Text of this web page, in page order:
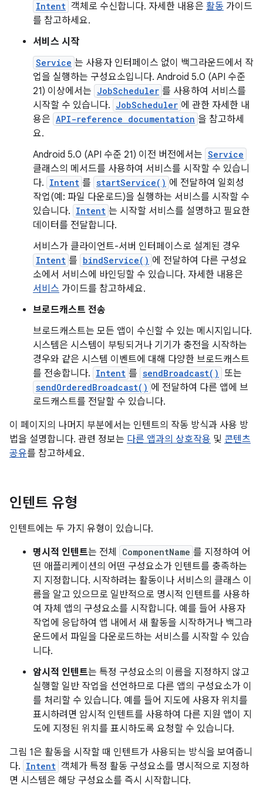
Intent 객체로 수신합니다. 자세한 내용은 활동 가이드
를 참고하세요.
서비스 시작
Service 는 사용자 인터페이스 없이 백그라운드에서 작
업을 실행하는 구성요소입니다. Android 5.0 (API 수준
21) 이상에서는 JobScheduler 를 사용하여 서비스를
시작할 수 있습니다. JobScheduler 에 관한 자세한 내
용은 API-reference documentation 을 참고하세
요.
Android 5.0 (API 수준 21) 이전 버전에서는 Service
클래스의 메서드를 사용하여 서비스를 시작할 수 있습니
다. Intent 를 startService() 에 전달하여 일회성
작업(예: 파일 다운로드)을 실행하는 서비스를 시작할 수
있습니다. Intent 는 시작할 서비스를 설명하고 필요한
데이터를 전달합니다.
서비스가 클라이언트-서버 인터페이스로 설계된 경우
Intent 를 bindService() 에 전달하여 다른 구성요
소에서 서비스에 바인딩할 수 있습니다. 자세한 내용은
서비스 가이드를 참고하세요.
브로드캐스트 전송
브로드캐스트는 모든 앱이 수신할 수 있는 메시지입니다.
시스템은 시스템이 부팅되거나 기기가 충전을 시작하는
경우와 같은 시스템 이벤트에 대해 다양한 브로드캐스트
를 전송합니다. Intent 를 sendBroadcast() 또는
sendOrderedBroadcast() 에 전달하여 다른 앱에 브
로드캐스트를 전달할 수 있습니다.
이 페이지의 나머지 부분에서는 인텐트의 작동 방식과 사용 방
법을 설명합니다. 관련 정보는 다른 앱과의 상호작용 및 콘텐츠
공유를 참고하세요.
인텐트 유형
인텐트에는 두 가지 유형이 있습니다.
명시적 인텐트는 전체 ComponentName 를 지정하여 어
떤 애플리케이션의 어떤 구성요소가 인텐트를 충족하는
지 지정합니다. 시작하려는 활동이나 서비스의 클래스 이
름을 알고 있으므로 일반적으로 명시적 인텐트를 사용하
여 자체 앱의 구성요소를 시작합니다. 예를 들어 사용자
작업에 응답하여 앱 내에서 새 활동을 시작하거나 백그라
운드에서 파일을 다운로드하는 서비스를 시작할 수 있습
니다.
암시적 인텐트는 특정 구성요소의 이름을 지정하지 않고
실행할 일반 작업을 선언하므로 다른 앱의 구성요소가 이
를 처리할 수 있습니다. 예를 들어 지도에 사용자 위치를
표시하려면 암시적 인텐트를 사용하여 다른 지원 앱이 지
도에 지정된 위치를 표시하도록 요청할 수 있습니다.
그림 1은 활동을 시작할 때 인텐트가 사용되는 방식을 보여줍니
다. Intent 객체가 특정 활동 구성요소를 명시적으로 지정하
면 시스템은 해당 구성요소를 즉시 시작합니다.